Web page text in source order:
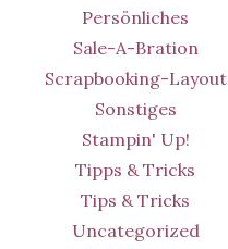
Persönliches
Sale-A-Bration
Scrapbooking-Layout
Sonstiges
Stampin' Up!
Tipps & Tricks
Tips & Tricks
Uncategorized